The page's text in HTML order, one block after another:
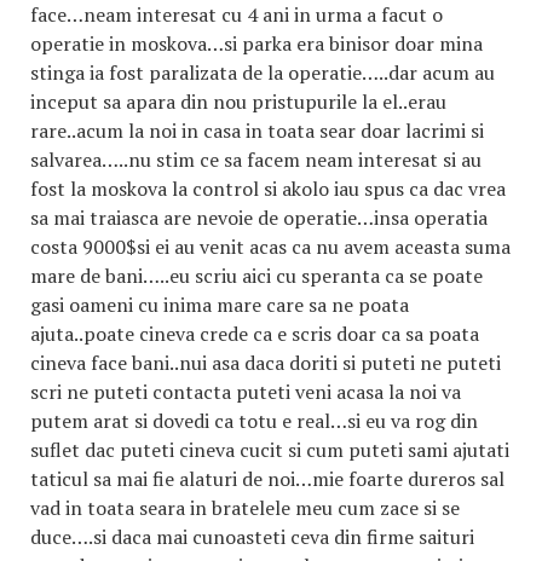
face…neam interesat cu 4 ani in urma a facut o
operatie in moskova…si parka era binisor doar mina
stinga ia fost paralizata de la operatie…..dar acum au
inceput sa apara din nou pristupurile la el..erau
rare..acum la noi in casa in toata sear doar lacrimi si
salvarea…..nu stim ce sa facem neam interesat si au
fost la moskova la control si akolo iau spus ca dac vrea
sa mai traiasca are nevoie de operatie…insa operatia
costa 9000$si ei au venit acas ca nu avem aceasta suma
mare de bani…..eu scriu aici cu speranta ca se poate
gasi oameni cu inima mare care sa ne poata
ajuta..poate cineva crede ca e scris doar ca sa poata
cineva face bani..nui asa daca doriti si puteti ne puteti
scri ne puteti contacta puteti veni acasa la noi va
putem arat si dovedi ca totu e real…si eu va rog din
suflet dac puteti cineva cucit si cum puteti sami ajutati
taticul sa mai fie alaturi de noi…mie foarte dureros sal
vad in toata seara in bratelele meu cum zace si se
duce….si daca mai cunoasteti ceva din firme saituri